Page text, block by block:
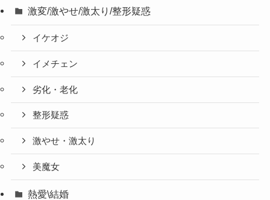
激変/激やせ/激太り/整形疑惑
イケオジ
イメチェン
劣化・老化
整形疑惑
激やせ・激太り
美魔女
熱愛\結婚